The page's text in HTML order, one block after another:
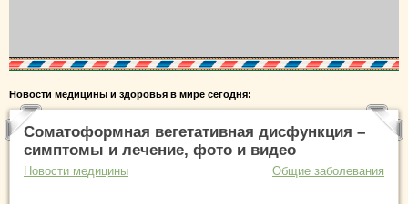
Новости медицины и здоровья в мире сегодня:
Соматоформная вегетативная дисфункция –
симптомы и лечение, фото и видео
Новости медицины Общие заболевания